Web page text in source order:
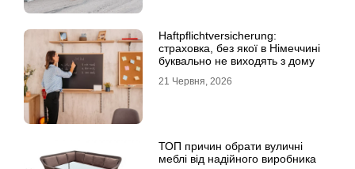
Haftpflichtversicherung:
страховка, без якої в Німеччині
буквально не виходять з дому
21 Червня, 2026
ТОП причин обрати вуличні
меблі від надійного виробника